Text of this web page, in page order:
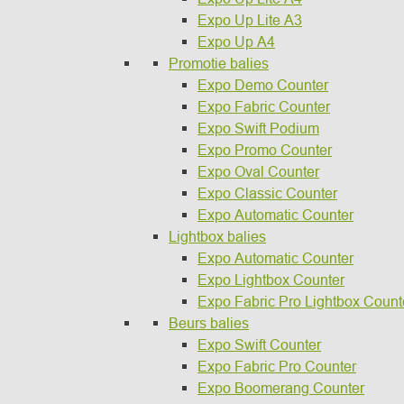
Expo Up Lite A3
Expo Up A4
Promotie balies
Expo Demo Counter
Expo Fabric Counter
Expo Swift Podium
Expo Promo Counter
Expo Oval Counter
Expo Classic Counter
Expo Automatic Counter
Lightbox balies
Expo Automatic Counter
Expo Lightbox Counter
Expo Fabric Pro Lightbox
Beurs balies
Expo Swift Counter
Expo Fabric Pro Counter
Expo Boomerang Counter